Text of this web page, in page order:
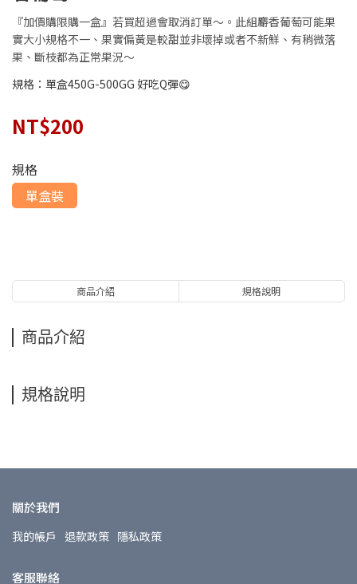
『加價購限購一盒』若買超過會取消訂單～。此組麝香葡萄可能果
實大小規格不一、果實偏黃是較甜並非壞掉或者不新鮮、有稍微落
果、斷枝都為正常果況～
規格：單盒450G-500GG 好吃Q彈😋
NT$200
規格
單盒裝
商品介紹 規格說明
商品介紹
規格說明
關於我們
我的帳戶 退款政策 隱私政策
客服聯絡